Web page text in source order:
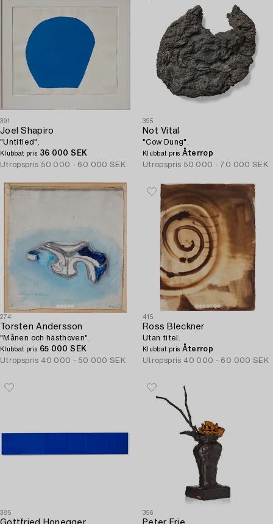
391
Joel Shapiro
"Untitled".
Klubbat pris 36 000 SEK
Utropspris 50 000 - 60 000 SEK
395
Not Vital
"Cow Dung".
Klubbat pris Återrop
Utropspris 50 000 - 70 000 SEK
274
Torsten Andersson
"Månen och hästhoven".
Klubbat pris 65 000 SEK
Utropspris 40 000 - 50 000 SEK
415
Ross Bleckner
Utan titel.
Klubbat pris Återrop
Utropspris 40 000 - 60 000 SEK
385 356